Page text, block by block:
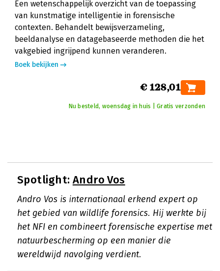
Een wetenschappelijk overzicht van de toepassing
van kunstmatige intelligentie in forensische
contexten. Behandelt bewijsverzameling,
beeldanalyse en datagebaseerde methoden die het
vakgebied ingrijpend kunnen veranderen.
Boek bekijken
€ 128,01
Nu besteld, woensdag in huis | Gratis verzonden
Spotlight: Andro Vos
Andro Vos is internationaal erkend expert op
het gebied van wildlife forensics. Hij werkte bij
het NFI en combineert forensische expertise met
natuurbescherming op een manier die
wereldwijd navolging verdient.